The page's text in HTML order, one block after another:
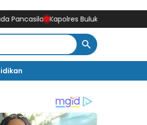
Kapolres Bulukumba Pimpin Sertijab